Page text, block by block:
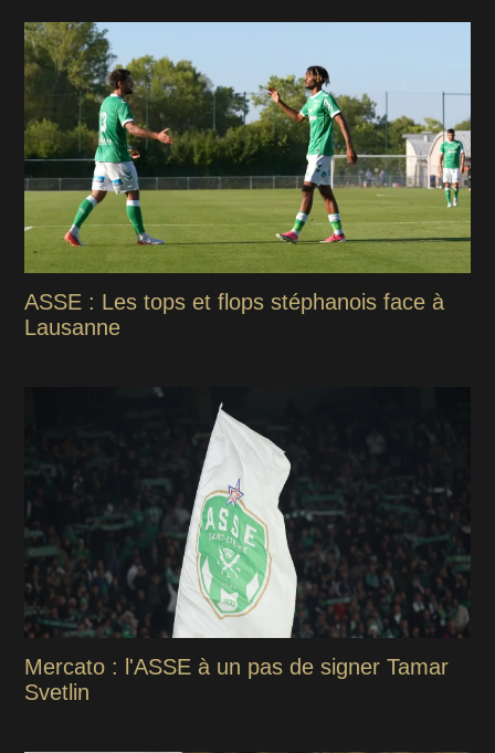
ASSE : Les tops et flops stéphanois face à
Lausanne
Mercato : l'ASSE à un pas de signer Tamar
Svetlin